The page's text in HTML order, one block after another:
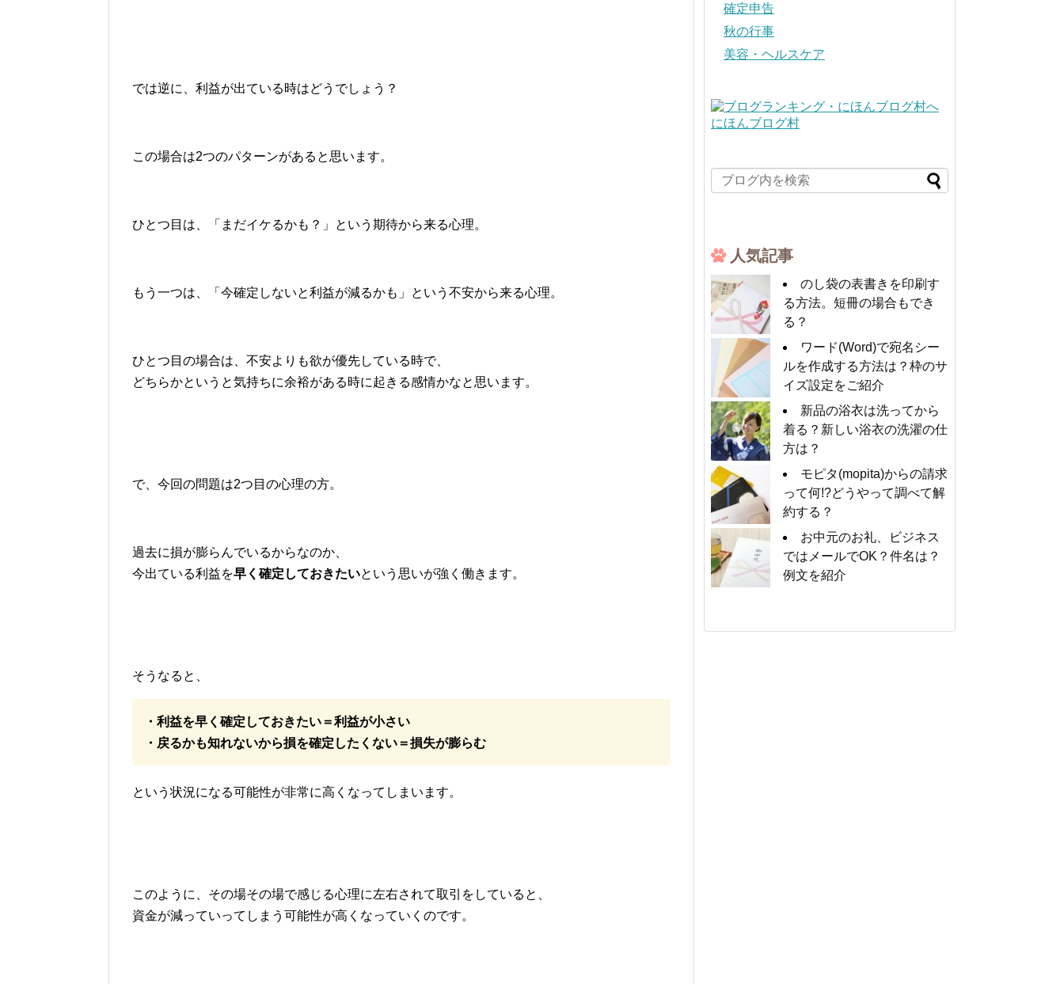
では逆に、利益が出ている時はどうでしょう？
この場合は2つのパターンがあると思います。
ひとつ目は、「まだイケるかも？」という期待から来る心理。
もう一つは、「今確定しないと利益が減るかも」という不安から来る心理。
ひとつ目の場合は、不安よりも欲が優先している時で、
どちらかというと気持ちに余裕がある時に起きる感情かなと思います。
で、今回の問題は2つ目の心理の方。
過去に損が膨らんでいるからなのか、
今出ている利益を早く確定しておきたいという思いが強く働きます。
そうなると、
・利益を早く確定しておきたい＝利益が小さい
・戻るかも知れないから損を確定したくない＝損失が膨らむ
という状況になる可能性が非常に高くなってしまいます。
このように、その場その場で感じる心理に左右されて取引をしていると、
資金が減っていってしまう可能性が高くなっていくのです。
確定申告
秋の行事
美容・ヘルスケア
にほんブログ村
人気記事
のし袋の表書きを印刷す
る方法。短冊の場合もでき
る？
ワード(Word)で宛名シー
ルを作成する方法は？枠のサ
イズ設定をご紹介
新品の浴衣は洗ってから
着る？新しい浴衣の洗濯の仕
方は？
モピタ(mopita)からの請求
って何!?どうやって調べて解
約する？
お中元のお礼、ビジネス
ではメールでOK？件名は？
例文を紹介